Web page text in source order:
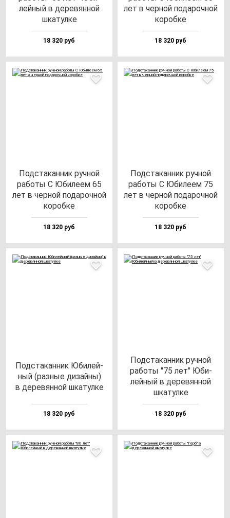
лей­ный в де­ре­вян­ной
шка­тул­ке
18 320 руб
лет в чер­ной по­да­роч­ной
ко­роб­ке
18 320 руб
Под­ста­кан­ник руч­ной
ра­бо­ты С Юби­ле­ем 65
лет в чер­ной по­да­роч­ной
ко­роб­ке
18 320 руб
Под­ста­кан­ник руч­ной
ра­бо­ты С Юби­ле­ем 75
лет в чер­ной по­да­роч­ной
ко­роб­ке
18 320 руб
Под­ста­кан­ник Юби­лей­
ный (раз­ные ди­зай­ны)
в де­ре­вян­ной шка­тул­ке
18 320 руб
Под­ста­кан­ник руч­ной
ра­бо­ты "75 лет" Юби­
лей­ный в де­ре­вян­ной
шка­тул­ке
18 320 руб